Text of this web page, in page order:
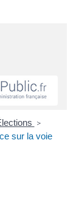
>
sur la voie